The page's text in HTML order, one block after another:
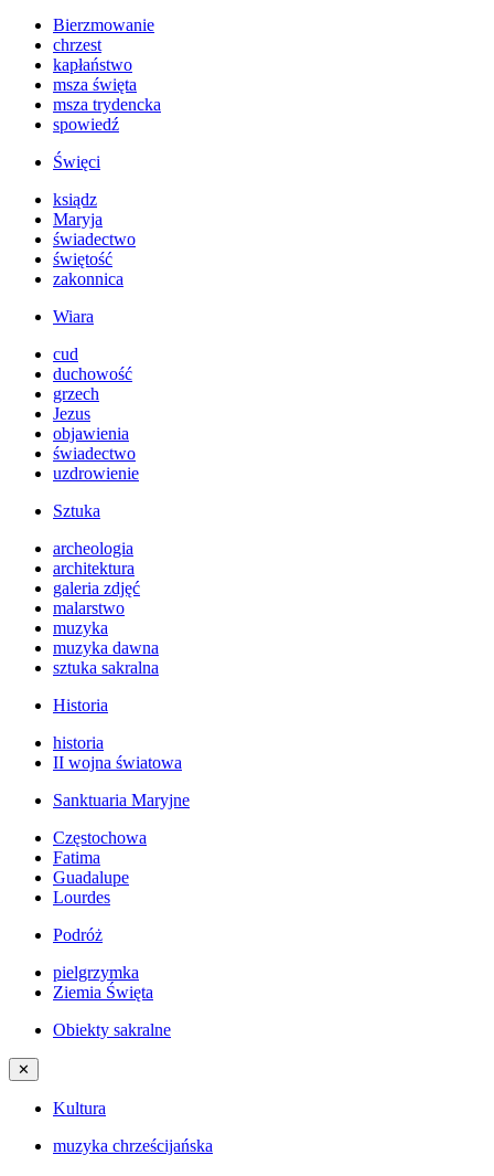
Bierzmowanie
chrzest
kapłaństwo
msza święta
msza trydencka
spowiedź
Święci
ksiądz
Maryja
świadectwo
świętość
zakonnica
Wiara
cud
duchowość
grzech
Jezus
objawienia
świadectwo
uzdrowienie
Sztuka
archeologia
architektura
galeria zdjęć
malarstwo
muzyka
muzyka dawna
sztuka sakralna
Historia
historia
II wojna światowa
Sanktuaria Maryjne
Częstochowa
Fatima
Guadalupe
Lourdes
Podróż
pielgrzymka
Ziemia Święta
Obiekty sakralne
✕
Kultura
muzyka chrześcijańska